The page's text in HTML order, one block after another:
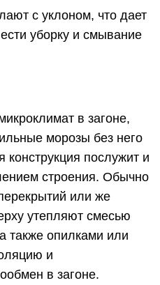
с уклоном, что дает
уборку и смывание
в загоне,
морозы без него
конструкция послужит и
строения. Обычно
или же
утепляют смесью
также опилками или
и
в загоне.